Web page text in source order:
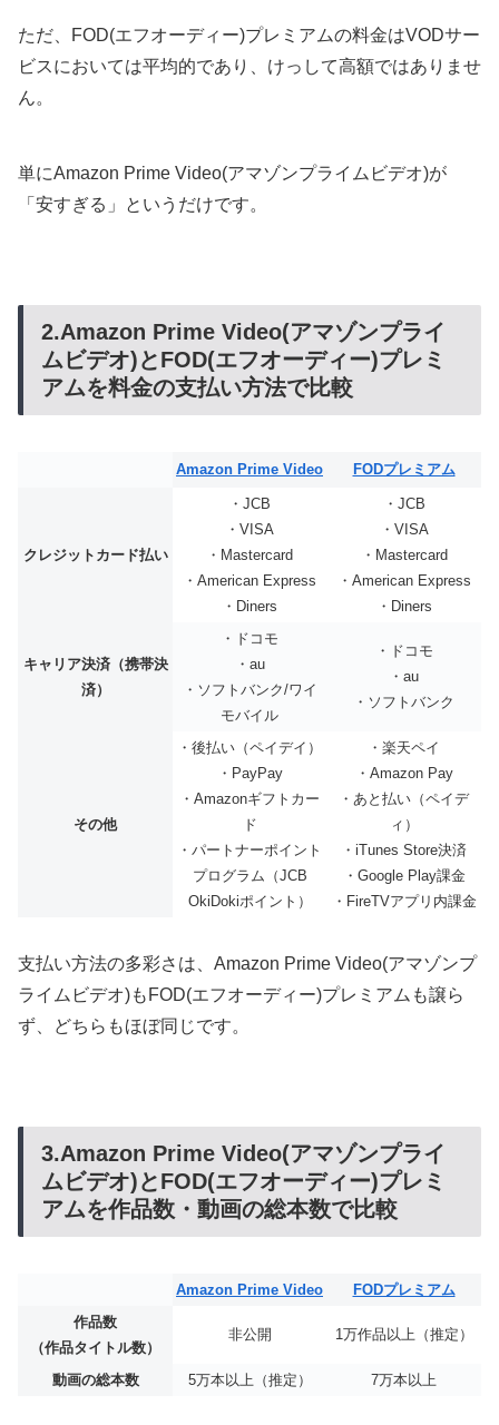
ただ、FOD(エフオーディー)プレミアムの料金はVODサー
ビスにおいては平均的であり、けっして高額ではありませ
ん。
単にAmazon Prime Video(アマゾンプライムビデオ)が
「安すぎる」というだけです。
2.Amazon Prime Video(アマゾンプライ
ムビデオ)とFOD(エフオーディー)プレミ
アムを料金の支払い方法で比較
Amazon Prime Video FODプレミアム
クレジットカード払い
・JCB
・VISA
・Mastercard
・American Express
・Diners
・JCB
・VISA
・Mastercard
・American Express
・Diners
キャリア決済（携帯決
済）
・ドコモ
・au
・ソフトバンク/ワイ
モバイル
・ドコモ
・au
・ソフトバンク
その他
・後払い（ペイデイ）
・PayPay
・Amazonギフトカー
ド
・パートナーポイント
プログラム（JCB
OkiDokiポイント）
・楽天ペイ
・Amazon Pay
・あと払い（ペイデ
ィ）
・iTunes Store決済
・Google Play課金
・FireTVアプリ内課金
支払い方法の多彩さは、Amazon Prime Video(アマゾンプ
ライムビデオ)もFOD(エフオーディー)プレミアムも譲ら
ず、どちらもほぼ同じです。
3.Amazon Prime Video(アマゾンプライ
ムビデオ)とFOD(エフオーディー)プレミ
アムを作品数・動画の総本数で比較
Amazon Prime Video
FODプレミアム
作品数
（作品タイトル数）
非公開 1万作品以上（推定）
動画の総本数 5万本以上（推定） 7万本以上